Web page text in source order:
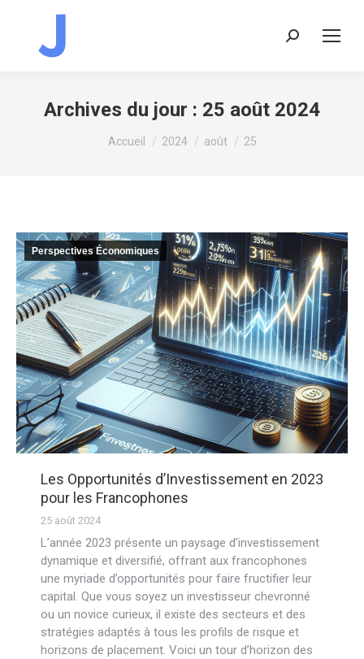
Recherche
Archives du jour : 25 août 2024
Vous êtes ici :
Accueil 2024 août 25
Perspectives Économiques
Les Opportunités d’Investissement en 2023
pour les Francophones
25 août 2024
L’année 2023 présente un paysage d’investissement
dynamique et diversifié, offrant aux francophones
une myriade d’opportunités pour faire fructifier leur
capital. Que vous soyez un investisseur chevronné
ou un novice curieux, il existe des secteurs et des
stratégies adaptés à tous les profils de risque et
horizons de placement. Voici un tour d’horizon des